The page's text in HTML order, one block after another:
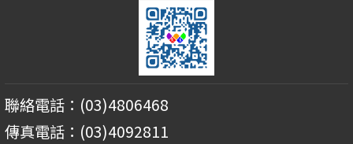
聯絡電話：(03)4806468
傳真電話：(03)4092811